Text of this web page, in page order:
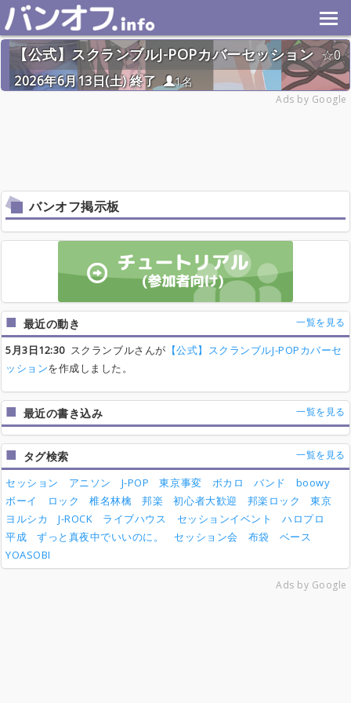
【公式】スクランブルJ-POPカバーセッション
0
2026年6月13日(土) 終了
1名
Ads by Google
バンオフ掲示板
最近の動き 一覧を見る
5月3日12:30スクランブルさんが 【公式】スクランブルJ-POPカバーセ
ッションを作成しました。
最近の書き込み 一覧を見る
タグ検索 一覧を見る
セッション アニソン J-POP 東京事変 ボカロ バンド
boowy
ボーイ
ロック 椎名林檎 邦楽 初心者大歓迎 邦楽ロック
東京
ヨルシカ
J-ROCK ライブハウス セッションイベント
ハロプロ
平成
ずっと真夜中でいいのに。 セッション会 布袋
ベース
YOASOBI
Ads by Google